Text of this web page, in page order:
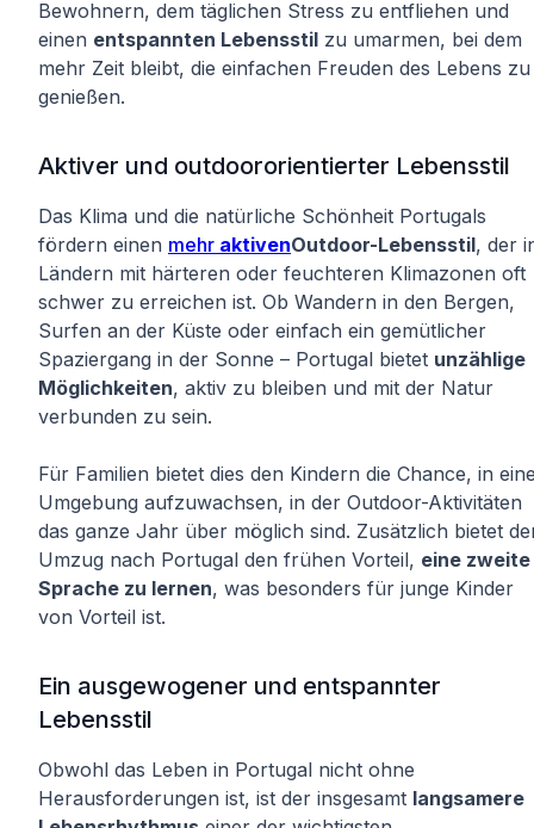
Bewohnern, dem täglichen Stress zu entfliehen und
einen entspannten Lebensstil zu umarmen, bei dem
mehr Zeit bleibt, die einfachen Freuden des Lebens zu
genießen.
Aktiver und outdoororientierter Lebensstil
Das Klima und die natürliche Schönheit Portugals
fördern einen mehr aktivenOutdoor-Lebensstil, der
Ländern mit härteren oder feuchteren Klimazonen oft
schwer zu erreichen ist. Ob Wandern in den Bergen,
Surfen an der Küste oder einfach ein gemütlicher
Spaziergang in der Sonne – Portugal bietet unzählige
Möglichkeiten, aktiv zu bleiben und mit der Natur
verbunden zu sein.
Für Familien bietet dies den Kindern die Chance, in
Umgebung aufzuwachsen, in der Outdoor-Aktivitäten
das ganze Jahr über möglich sind. Zusätzlich bietet
Umzug nach Portugal den frühen Vorteil, eine zweite
Sprache zu lernen, was besonders für junge Kinder
von Vorteil ist.
Ein ausgewogener und entspannter
Lebensstil
Obwohl das Leben in Portugal nicht ohne
Herausforderungen ist, ist der insgesamt langsamere